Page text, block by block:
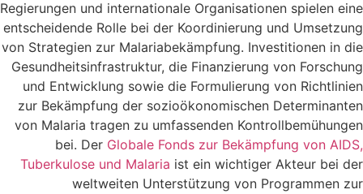
Regierungen und internationale Organisationen spielen eine
entscheidende Rolle bei der Koordinierung und Umsetzung
von Strategien zur Malariabekämpfung. Investitionen in die
Gesundheitsinfrastruktur, die Finanzierung von Forschung
und Entwicklung sowie die Formulierung von Richtlinien
zur Bekämpfung der sozioökonomischen Determinanten
von Malaria tragen zu umfassenden Kontrollbemühungen
bei. Der Globale Fonds zur Bekämpfung von AIDS,
Tuberkulose und Malaria ist ein wichtiger Akteur bei der
weltweiten Unterstützung von Programmen zur